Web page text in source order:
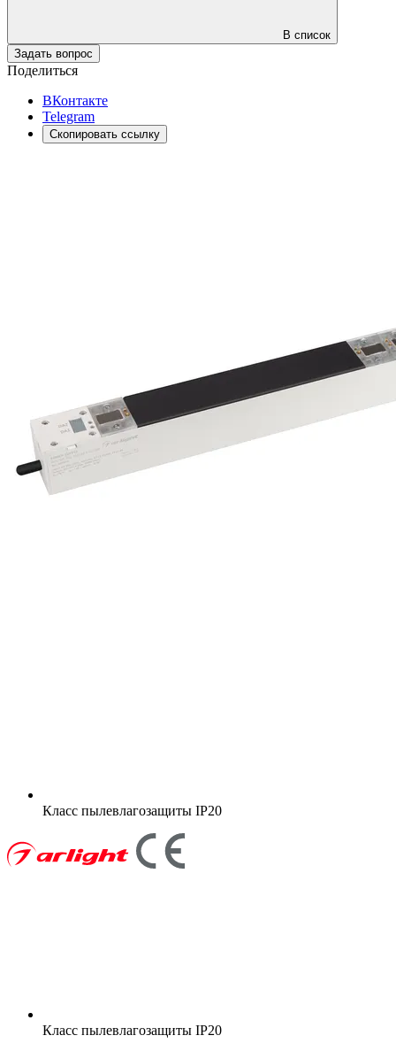
В список
Задать вопрос
Поделиться
ВКонтакте
Telegram
Скопировать ссылку
Класс пылевлагозащиты IP20
Класс пылевлагозащиты IP20